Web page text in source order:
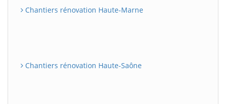
Chantiers rénovation Haute-Marne
Chantiers rénovation Haute-Saône